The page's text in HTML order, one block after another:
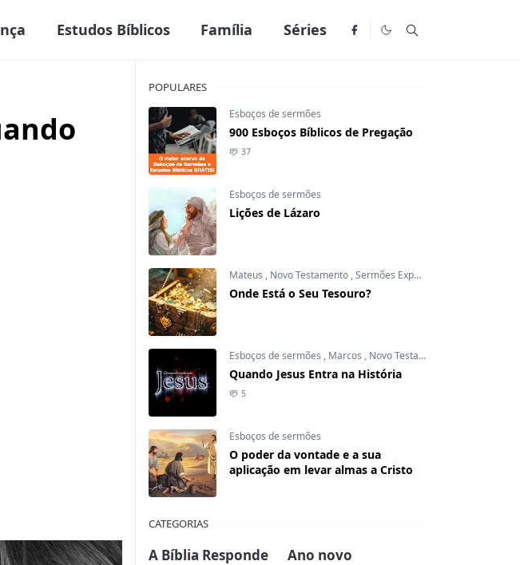
Estudos Bíblicos Família Séries
POPULARES
Esboços de sermões
900 Esboços Bíblicos de Pregação
37
Esboços de sermões
Lições de Lázaro
Mateus , Novo Testamento ,Sermões Expositivos
Onde Está o Seu Tesouro?
Esboços de sermões , Marcos , Novo Testamento
Quando Jesus Entra na História
5
Esboços de sermões
O poder da vontade e a sua
aplicação em levar almas a Cristo
CATEGORIAS
A Bíblia Responde
Ano novo